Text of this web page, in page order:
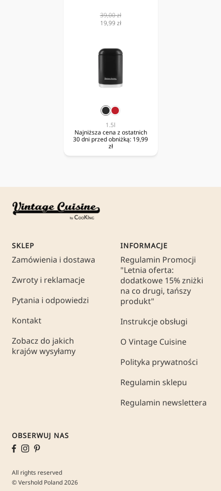
Cena
normalna
39,00 zł
Cena
19,99 zł
czarnyczerwony
1.5l
Najniższa cena z ostatnich
30 dni przed obniżką: 19,99
zł
SKLEP
Zamówienia i dostawa
Zwroty i reklamacje
Pytania i odpowiedzi
Kontakt
Zobacz do jakich
krajów wysyłamy
INFORMACJE
Regulamin Promocji
"Letnia oferta:
dodatkowe 15% zniżki
na co drugi, tańszy
produkt"
Instrukcje obsługi
O Vintage Cuisine
Polityka prywatności
Regulamin sklepu
Regulamin newslettera
OBSERWUJ NAS
All rights reserved
© Vershold Poland 2026